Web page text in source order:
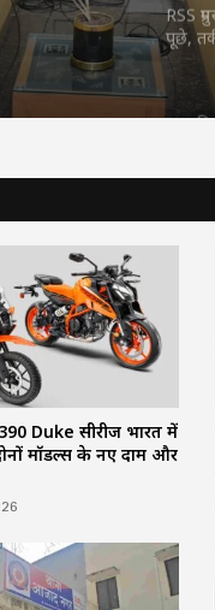
CM
CM
स्कूलों
करोड़
सरगुजा
सेवा
करने
75
यूपी में
Duke सीरीज भारत में
मॉडल्स के नए दाम और